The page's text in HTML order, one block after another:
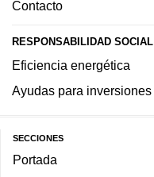
Contacto
RESPONSABILIDAD SOCIAL
Eficiencia energética
Ayudas para inversiones
SECCIONES
Portada